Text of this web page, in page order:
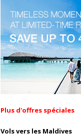
Plus d'offres spéciales
Vols vers les Maldives